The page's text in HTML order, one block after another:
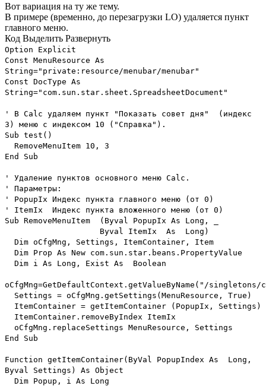
Вот вариация на ту же тему.
В примере (временно, до перезагрузки LO) удаляется пункт
главного меню.
Код Выделить Развернуть
Option Explicit
Const MenuResource As
String="private:resource/menubar/menubar"
Const DocType As
String="com.sun.star.sheet.SpreadsheetDocument"
' В Calc удаляем пункт "Показать совет дня" (индекс
3) меню с индексом 10 ("Справка").
Sub test()
RemoveMenuItem 10, 3
End Sub
' Удаление пунктов основного меню Calc.
' Параметры:
' PopupIx Индекс пункта главного меню (от 0)
' ItemIx Индекс пункта вложенного меню (от 0)
Sub RemoveMenuItem (Byval PopupIx As Long, _
Byval ItemIx As Long)
Dim oCfgMng, Settings, ItemContainer, Item
Dim Prop As New com.sun.star.beans.PropertyValue
Dim i As Long, Exist As Boolean
oCfgMng=GetDefaultContext.getValueByName("/
Settings = oCfgMng.getSettings(MenuResource, True)
ItemContainer = getItemContainer (PopupIx, Settings)
ItemContainer.removeByIndex ItemIx
oCfgMng.replaceSettings MenuResource, Settings
End Sub
Function getItemContainer(ByVal PopupIndex As Long,
Byval Settings) As Object
Dim Popup, i As Long